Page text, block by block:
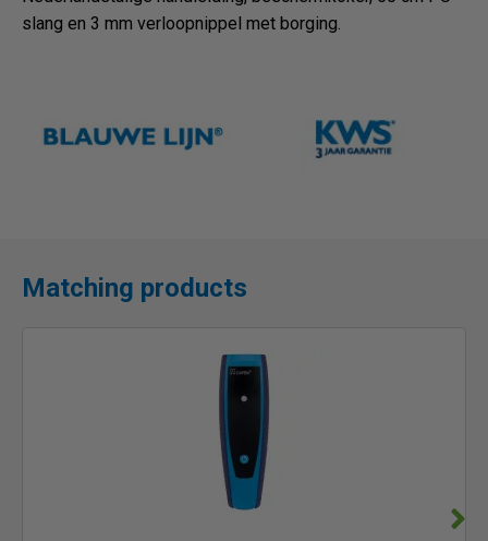
slang en 3 mm verloopnippel met borging.
Matching products